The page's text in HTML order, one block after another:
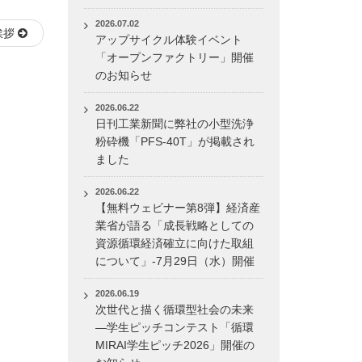
拶
2026.07.02
アップサイクル体験イベント
「オープンファクトリー」開催
のお知らせ
2026.06.22
日刊工業新聞に弊社の小型洗浄
粉砕機「PFS-40T」が掲載され
ました
2026.06.22
【無料ウェビナー第8弾】経済産
業省が語る「成長戦略としての
資源循環経済確立に向けた取組
について」-7月29日（水）開催
2026.06.19
次世代と描く循環型社会の未来
―学生ピッチコンテスト「循環
MIRAI学生ピッチ2026」開催の